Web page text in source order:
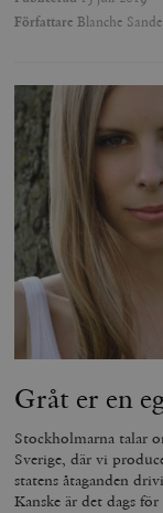
Författare Blanche Sande
Gråt er en
Stockholmarna talar
Sverige, där vi
statens åtaganden
Kanske är det dags